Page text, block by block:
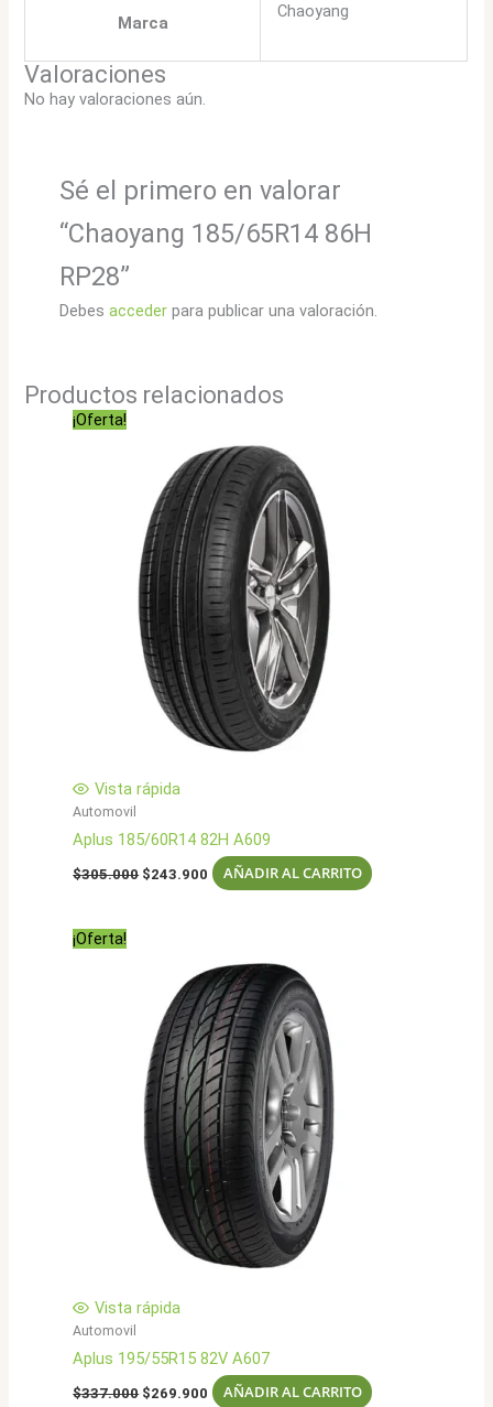
Marca
Chaoyang
Valoraciones
No hay valoraciones aún.
Sé el primero en valorar
“Chaoyang 185/65R14 86H
RP28”
Debes accederpara publicar una valoración.
Productos relacionados
¡Oferta!
Vista rápida
Automovil
Aplus 185/60R14 82H A609
$305.000 El
$243.900 El
precio
AÑADIR AL CARRITO
¡Oferta!
Vista rápida
Automovil
Aplus 195/55R15 82V A607
$337.000 El
$269.900 El AÑADIR AL CARRITO